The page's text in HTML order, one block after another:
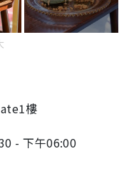
樓
- 下午06:00